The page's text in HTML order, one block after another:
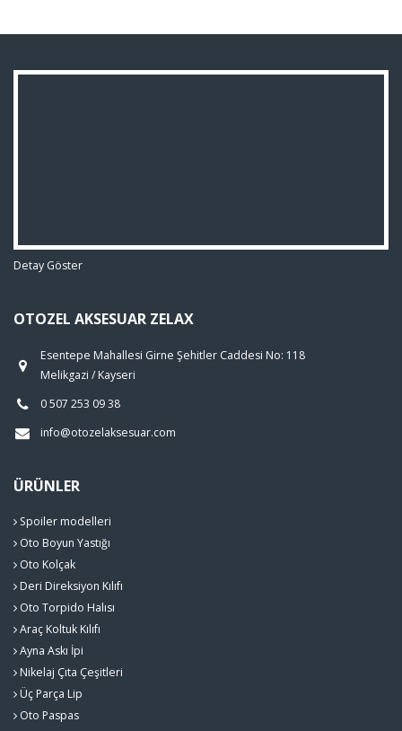
Detay Göster
OTOZEL AKSESUAR ZELAX
Esentepe Mahallesi Girne Şehitler Caddesi No: 118
Melikgazi / Kayseri
0 507 253 09 38
info@otozelaksesuar.com
ÜRÜNLER
Spoiler modelleri
Oto Boyun Yastığı
Oto Kolçak
Deri Direksiyon Kılıfı
Oto Torpido Halısı
Araç Koltuk Kılıfı
Ayna Askı İpi
Nikelaj Çıta Çeşitleri
Üç Parça Lip
Oto Paspas